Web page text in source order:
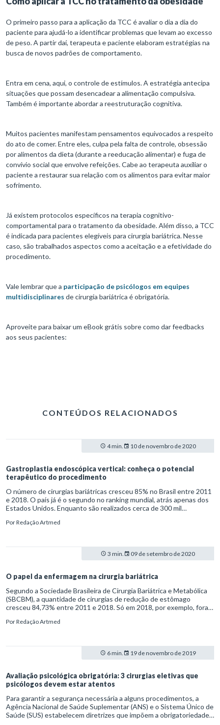
O primeiro passo para a aplicação da TCC é avaliar o dia a dia do
paciente para ajudá-lo a identificar problemas que levam ao excesso
de peso. A partir daí, terapeuta e paciente elaboram estratégias na
busca de novos padrões de comportamento.
Entra em cena, aqui, o controle de estímulos. A estratégia antecipa
situações que possam desencadear a alimentação compulsiva.
Também é importante abordar a reestruturação cognitiva.
Muitos pacientes manifestam pensamentos equivocados a respeito
do ato de comer. Entre eles, culpa pela falta de controle, obsessão
por alimentos da dieta (durante a reeducação alimentar) e fuga de
convívio social que envolve refeições. Cabe ao terapeuta auxiliar o
paciente a restaurar sua relação com os alimentos para evitar maior
sofrimento.
Já existem protocolos específicos na terapia cognitivo-
comportamental para o tratamento da obesidade. Além disso, a TCC
é indicada para pacientes elegíveis para cirurgia bariátrica. Nesse
caso, são trabalhados aspectos como a aceitação e a efetividade do
procedimento.
Vale lembrar que a participação de psicólogos em equipes
multidisciplinares de cirurgia bariátrica é obrigatória.
Aproveite para baixar um eBook grátis sobre como dar feedbacks
aos seus pacientes:
CONTEÚDOS RELACIONADOS
4 min. 10 de novembro de 2020
Gastroplastia endoscópica vertical: conheça o potencial
terapêutico do procedimento
O número de cirurgias bariátricas cresceu 85% no Brasil entre 2011
e 2018. O país já é o segundo no ranking mundial, atrás apenas dos
Estados Unidos. Enquanto são realizados cerca de 300 mil
aproximadamente 100 mil cirurgias anuais. A obesidade e outras
ganhando espaço para o tratamento de doenças metabólicas é a
gastroplastia endoscópica vertical (GEV).
PorRedação Artmed
3 min. 09 de setembro de 2020
O papel da enfermagem na cirurgia bariátrica
Segundo a Sociedade Brasileira de Cirurgia Bariátrica e Metabólica
(SBCBM), a quantidade de cirurgias de redução de estômago
cresceu 84,73% entre 2011 e 2018. Só em 2018, por exemplo, foram
saúde, 11.402 pelo Sistema Único de Saúde (SUS) e 3.046
cirurgiões.
PorRedação Artmed
6 min. 19 de novembro de 2019
Avaliação psicológica obrigatória: 3 cirurgias eletivas que
psicólogos devem estar atentos
Para garantir a segurança necessária a alguns procedimentos, a
Agência Nacional de Saúde Suplementar (ANS) e o Sistema Único de
Saúde (SUS) estabelecem diretrizes que impõem a obrigatoriedade